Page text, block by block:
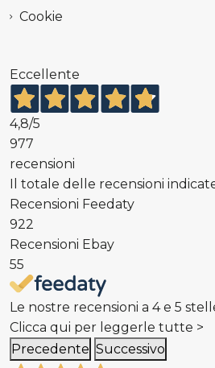
Cookie
Eccellente
4,8/5
977
recensioni
Il totale delle recensioni
Recensioni Feedaty
922
Recensioni Ebay
55
Le nostre recensioni a 4 e 5
Clicca qui per leggerle tutte >
Precedente Successivo